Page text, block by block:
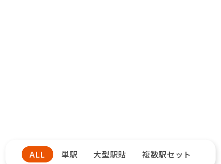
ALL 単駅 大型駅貼 複数駅セット